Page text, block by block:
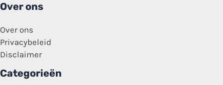
Over ons
Over ons
Privacybeleid
Disclaimer
Categorieën